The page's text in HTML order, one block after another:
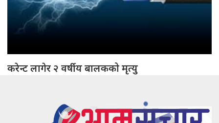
करेन्ट लागेर २ वर्षीय बालकको मृत्यु